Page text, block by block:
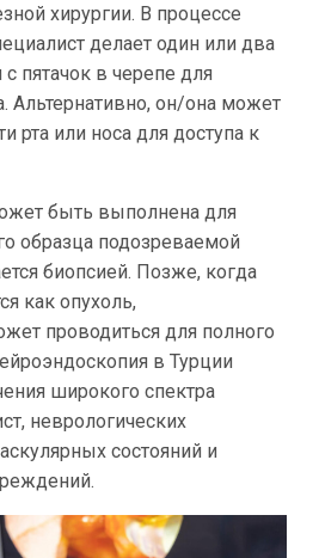
хирургии. В процессе
делает один или два
пятачок в черепе для
Альтернативно, он/она может
рта или носа для доступа к
быть выполнена для
образца подозреваемой
биопсией. Позже, когда
как опухоль,
проводиться для полного
в Турции
широкого спектра
неврологических
состояний и